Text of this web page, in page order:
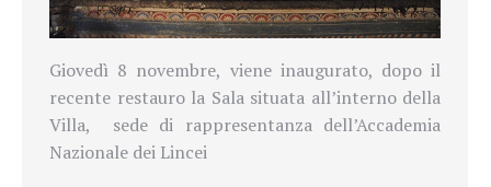
Giovedì 8 novembre, viene inaugurato, dopo il
recente restauro la Sala situata all’interno della
Villa, sede di rappresentanza dell’Accademia
Nazionale dei Lincei